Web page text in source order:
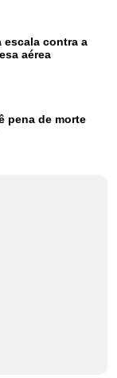
escala contra a
aérea
pena de morte